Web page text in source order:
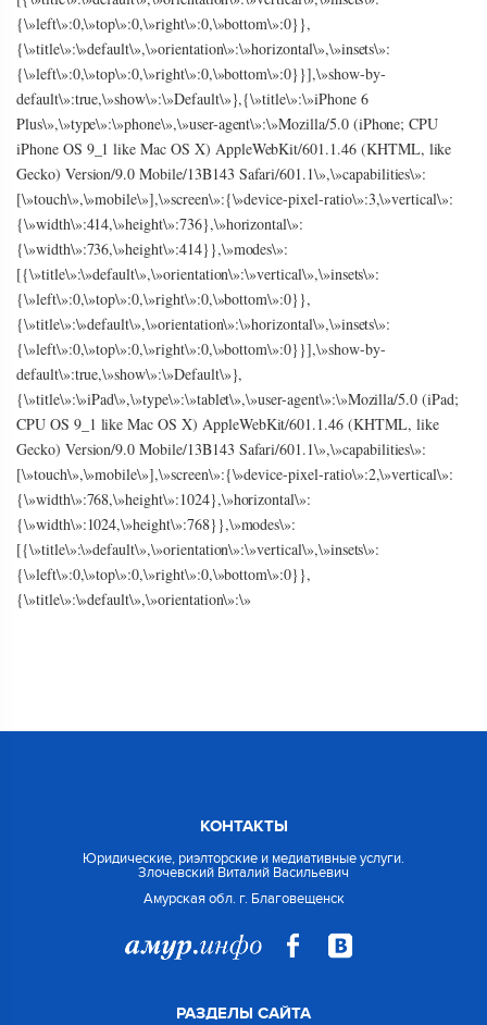
{\»left\»:0,\»top\»:0,\»right\»:0,\»bottom\»:0}},
{\»title\»:\»default\»,\»orientation\»:\»horizontal\»,\»insets\»:
{\»left\»:0,\»top\»:0,\»right\»:0,\»bottom\»:0}}],\»show-by-
default\»:true,\»show\»:\»Default\»},{\»title\»:\»iPhone 6
Plus\»,\»type\»:\»phone\»,\»user-agent\»:\»Mozilla/5.0 (iPhone; CPU
iPhone OS 9_1 like Mac OS X) AppleWebKit/601.1.46 (KHTML, like
Gecko) Version/9.0 Mobile/13B143 Safari/601.1\»,\»capabilities\»:
[\»touch\»,\»mobile\»],\»screen\»:{\»device-pixel-ratio\»:3,\»vertical\»:
{\»width\»:414,\»height\»:736},\»horizontal\»:
{\»width\»:736,\»height\»:414}},\»modes\»:
[{\»title\»:\»default\»,\»orientation\»:\»vertical\»,\»insets\»:
{\»left\»:0,\»top\»:0,\»right\»:0,\»bottom\»:0}},
{\»title\»:\»default\»,\»orientation\»:\»horizontal\»,\»insets\»:
{\»left\»:0,\»top\»:0,\»right\»:0,\»bottom\»:0}}],\»show-by-
default\»:true,\»show\»:\»Default\»},
{\»title\»:\»iPad\»,\»type\»:\»tablet\»,\»user-agent\»:\»Mozilla/5.0 (iPad;
CPU OS 9_1 like Mac OS X) AppleWebKit/601.1.46 (KHTML, like
Gecko) Version/9.0 Mobile/13B143 Safari/601.1\»,\»capabilities\»:
[\»touch\»,\»mobile\»],\»screen\»:{\»device-pixel-ratio\»:2,\»vertical\»:
{\»width\»:768,\»height\»:1024},\»horizontal\»:
{\»width\»:1024,\»height\»:768}},\»modes\»:
[{\»title\»:\»default\»,\»orientation\»:\»vertical\»,\»insets\»:
{\»left\»:0,\»top\»:0,\»right\»:0,\»bottom\»:0}},
{\»title\»:\»default\»,\»orientation\»:\»
КОНТАКТЫ
Юридические, риэлторские и медиативные услуги.
Злочевский Виталий Васильевич
Амурская обл. г. Благовещенск
РАЗДЕЛЫ САЙТА